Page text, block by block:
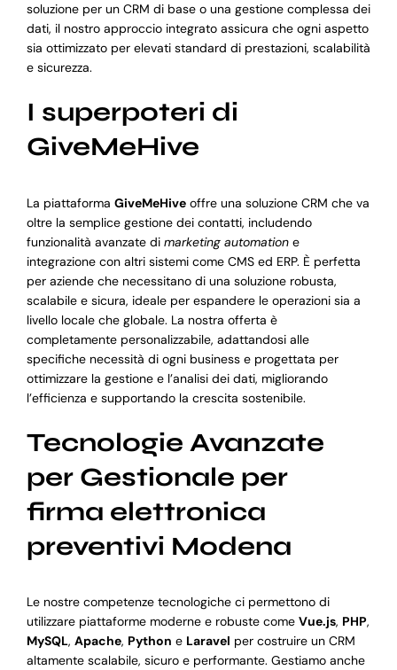
soluzione per un CRM di base o una gestione complessa dei
dati, il nostro approccio integrato assicura che ogni aspetto
sia ottimizzato per elevati standard di prestazioni, scalabilità
e sicurezza.
I superpoteri di
GiveMeHive
La piattaforma GiveMeHiveoffre una soluzione CRM che va
oltre la semplice gestione dei contatti, includendo
funzionalità avanzate di marketing automatione
integrazione con altri sistemi come CMS ed ERP. È perfetta
per aziende che necessitano di una soluzione robusta,
scalabile e sicura, ideale per espandere le operazioni sia a
livello locale che globale. La nostra offerta è
completamente personalizzabile, adattandosi alle
specifiche necessità di ogni business e progettata per
ottimizzare la gestione e l’analisi dei dati, migliorando
l’efficienza e supportando la crescita sostenibile.
Tecnologie Avanzate
per Gestionale per
firma elettronica
preventivi Modena
Le nostre competenze tecnologiche ci permettono di
utilizzare piattaforme moderne e robuste come Vue.js, PHP,
MySQL, Apache, Python e Laravel per costruire un CRM
altamente scalabile, sicuro e performante. Gestiamo anche